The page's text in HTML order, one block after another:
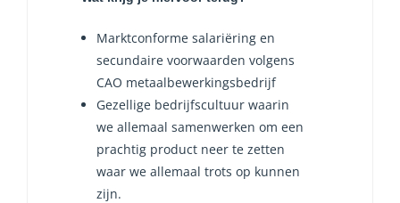
Marktconforme salariëring en
secundaire voorwaarden volgens
CAO metaalbewerkingsbedrijf
Gezellige bedrijfscultuur waarin
we allemaal samenwerken om een
prachtig product neer te zetten
waar we allemaal trots op kunnen
zijn.